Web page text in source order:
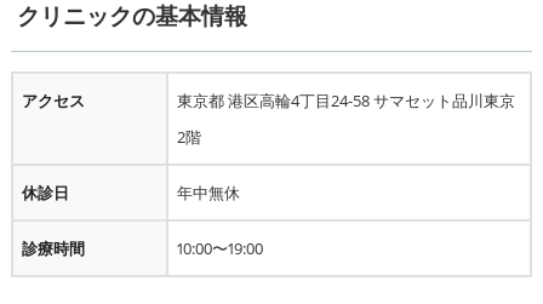
クリニックの基本情報
アクセス
東京都 港区高輪4丁目24-58 サマセット品川東京
2階
休診日 年中無休
診療時間 10:00〜19:00